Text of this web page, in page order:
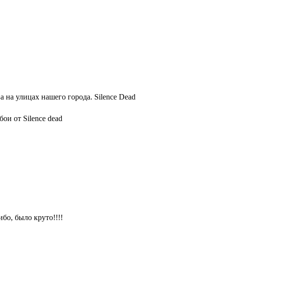
на улицах нашего города. Silence Dead
от Silence dead
было круто!!!!